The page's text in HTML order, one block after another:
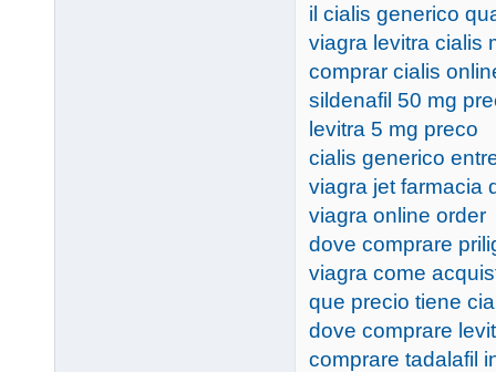
il cialis generico
viagra levitra cialis
comprar cialis
sildenafil 50 mg
levitra 5 mg preco
cialis generico
viagra jet farmacia
viagra online order
dove comprare
viagra come
que precio tiene
dove comprare
comprare tadalafil